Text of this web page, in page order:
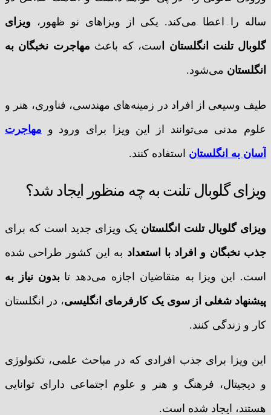
ساله را اعطا می‌کند. یکی از ویزاهای نو ظهور، ویزای
گلوبال تلنت انگلستان ا ست، که باعث مهاجرت نخبگان به
انگلستان می‌شود.
طیف وسیعی از افراد در زمینه‌های مهندسی، فناوری، هنر و
علوم مدنی می‌توانند از این ویزا برای ورود و مهاجرت
آسان به انگلستان استفاده کنند.
ویزای گلوبال تلنت به چه منظور ایجاد شد؟
ویزای گلوبال تلنت انگلستان یک ویزای جدید است که برای
جذب نخبگان و افراد با استعداد به این کشور طراحی شده
است. این ویزا به متقاضیان اجازه می‌دهد تابدون نیاز به
پیشنهاد شغلی از سوی یک کارفرمای انگلیسی، در انگلستان
کار و زندگی کنند.
این ویزا برای جذب افرادی که در مباحث علمی، تکنولوژی
و دیجیتال، فرهنگ و هنر و علوم اجتماعی دارای توانایی
هستند، ایجاد شده است.